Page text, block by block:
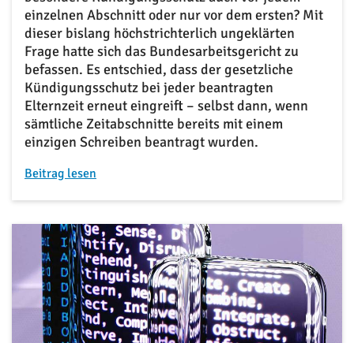
einzelnen Abschnitt oder nur vor dem ersten? Mit
dieser bislang höchstrichterlich ungeklärten
Frage hatte sich das Bundesarbeitsgericht zu
befassen. Es entschied, dass der gesetzliche
Kündigungsschutz bei jeder beantragten
Elternzeit erneut eingreift – selbst dann, wenn
sämtliche Zeitabschnitte bereits mit einem
einzigen Schreiben beantragt wurden.
Beitrag lesen